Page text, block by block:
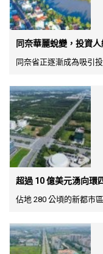
同奈華麗蛻變，投資
同奈省正逐漸成為吸引
超過 10 億美元湧向環
佔地 280 公頃的新都市